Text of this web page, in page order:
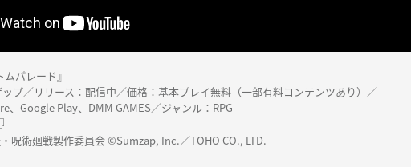
ムパレード』
プ／リリース：配信中／価格：基本プレイ無料（一部有料コンテンツあり）／
Google Play、DMM GAMES／ジャンル：RPG
呪術廻戦製作委員会 ©Sumzap, Inc.／TOHO CO., LTD.